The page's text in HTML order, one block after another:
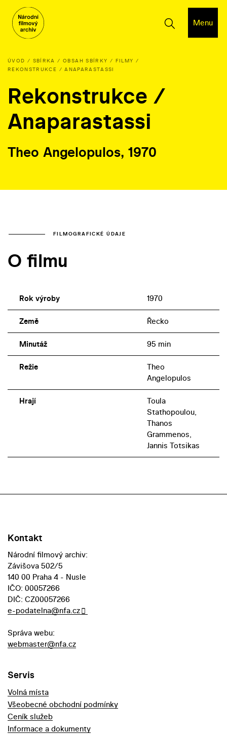
Menu
ÚVOD SBÍRKA OBSAH SBÍRKY
FILMY
REKONSTRUKCE / ANAPARASTASSI
Rekonstrukce /
Anaparastassi
Theo Angelopulos, 1970
FILMOGRAFICKÉ ÚDAJE
O filmu
Rok výroby 1970
Země Řecko
Minutáž 95 min
Režie
Theo
Angelopulos
Hrají
Toula
Stathopoulou,
Thanos
Grammenos,
Jannis Totsikas
Kontakt
Národní filmový archiv:
Závišova 502/5
140 00 Praha 4 - Nusle
IČO: 00057266
DIČ: CZ00057266
e-podatelna@nfa.cz
Správa webu:
webmaster@nfa.cz
Servis
Volná místa
Všeobecné obchodní podmínky
Ceník služeb
Informace a dokumenty